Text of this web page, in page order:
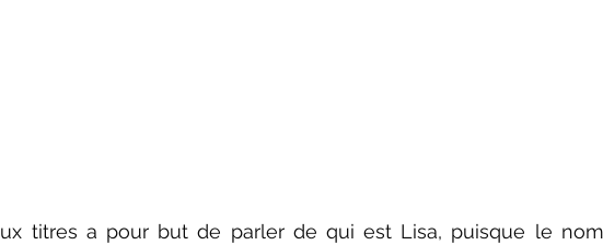
titres a pour but de parler de qui est Lisa, puisque le